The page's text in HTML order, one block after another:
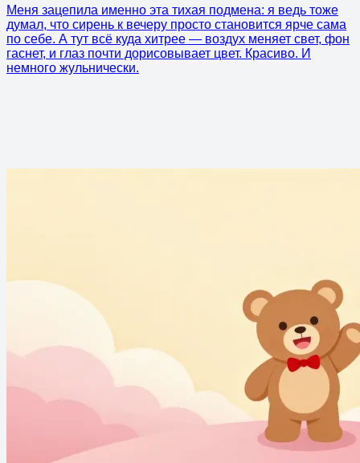
Меня зацепила именно эта тихая подмена: я ведь тоже
думал, что сирень к вечеру просто становится ярче сама
по себе. А тут всё куда хитрее — воздух меняет свет, фон
гаснет, и глаз почти дорисовывает цвет. Красиво. И
немного жульнически.